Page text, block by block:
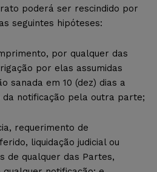
poderá ser rescindido por
seguintes hipóteses:
por qualquer das
por elas assumidas
sanada em 10 (dez) dias a
notificação pela outra parte;
requerimento de
liquidação judicial ou
de qualquer das Partes,